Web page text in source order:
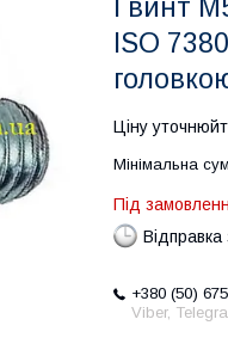
Гвинт
ISO
Ціну
Мінімальна
Під
+380 (50)
Viber,